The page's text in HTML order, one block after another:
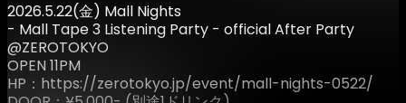
2026.5.22(金) Mall Nights
- Mall Tape 3 Listening Party - official After Party
@ZEROTOKYO
OPEN 11PM
HP：https://zerotokyo.jp/event/mall-nights-0522/